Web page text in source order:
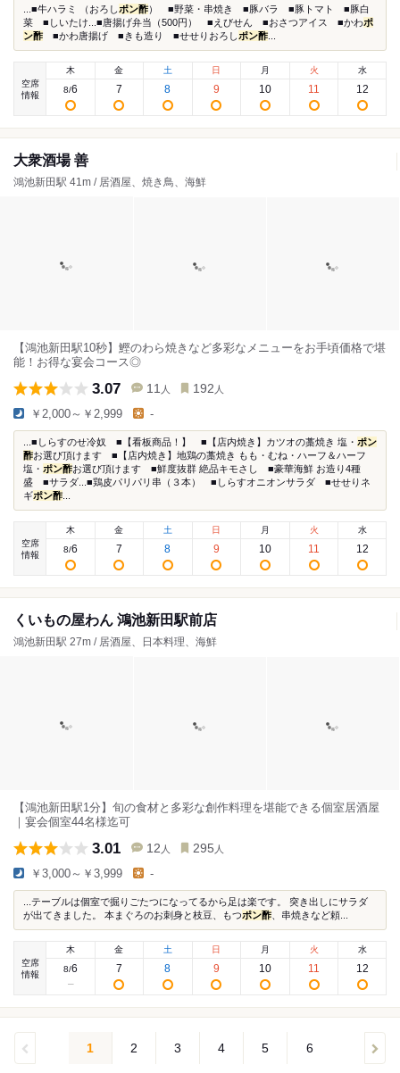
...■牛ハラミ （おろし ポン酢） ■野菜・串焼き ■豚バラ ■豚トマト ■豚白
菜 ■しいたけ...■唐揚げ弁当（500円） ■えびせん ■おさつアイス ■かわポ
ン酢 ■かわ唐揚げ ■きも造り ■せせりおろし ポン酢
空席
情報
木
8/6
金
7
土
8
日
9
月
10
火
11
水
12
大衆酒場 善
鴻池新田駅 41m / 居酒屋、焼き鳥、海鮮
【鴻池新田駅10秒】鰹のわら焼きなど多彩なメニューをお手頃価格で堪
能！お得な宴会コース◎
3.07 11 人 192 人
￥2,000～￥2,999 -
...■しらすのせ冷奴 ■【看板商品！】 ■【店内焼き】カツオの藁焼き 塩・ ポン
酢お選び頂けます ■【店内焼き】地鶏の藁焼き もも・むね・ハーフ＆ハーフ
塩・ ポン酢お選び頂けます ■鮮度抜群 絶品キモさし ■豪華海鮮 お造り4種
盛 ■サラダ...■鶏皮パリパリ串（３本） ■しらすオニオンサラダ ■せせりネ
ギポン酢
空席
情報
木
8/6
金
7
土
8
日
9
月
10
火
11
水
12
くいもの屋わん 鴻池新田駅前店
鴻池新田駅 27m / 居酒屋、日本料理、海鮮
【鴻池新田駅1分】旬の食材と多彩な創作料理を堪能できる個室居酒屋
｜宴会個室44名様迄可
3.01 12 人 295 人
￥3,000～￥3,999 -
...テーブルは個室で掘りごたつになってるから足は楽です。 突き出しにサラダ
が出てきました。 本まぐろのお刺身と枝豆、もつポン酢 、串焼きなど頼...
空席
情報
木
8/6
金
7
土
8
日
9
月
10
火
11
水
12
1 2 3 4 5 6